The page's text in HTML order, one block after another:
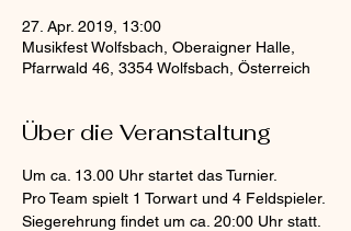
27. Apr. 2019, 13:00
Musikfest Wolfsbach, Oberaigner Halle,
Pfarrwald 46, 3354 Wolfsbach, Österreich
Über die Veranstaltung
Um ca. 13.00 Uhr startet das Turnier.
Pro Team spielt 1 Torwart und 4 Feldspieler.
Siegerehrung findet um ca. 20:00 Uhr statt.